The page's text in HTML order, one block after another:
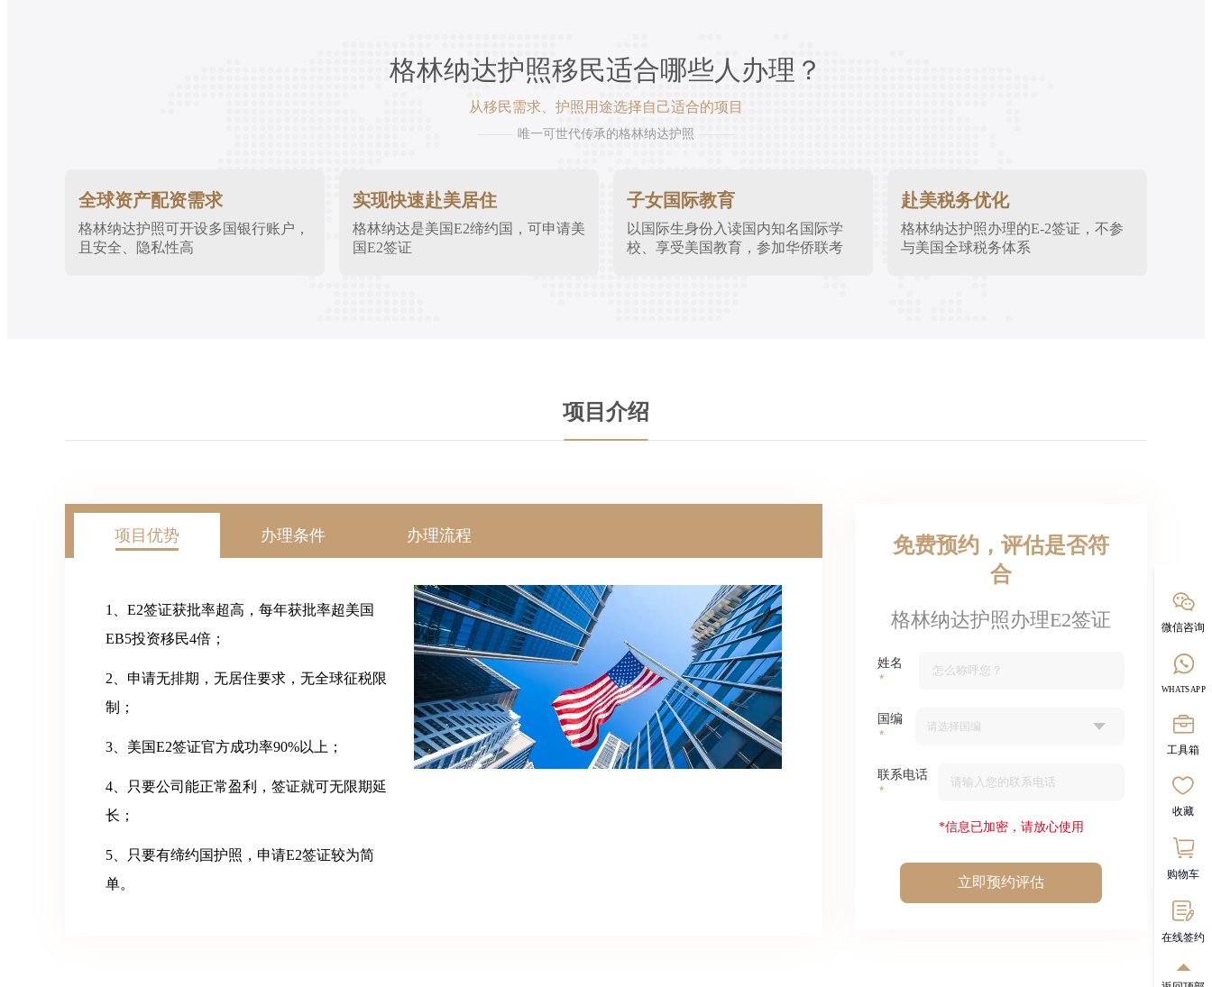
格林纳达护照移民适合哪些人办理？
从移民需求、护照用途选择自己适合的项目
唯一可世代传承的格林纳达护照
全球资产配资需求
格林纳达护照可开设多国银行账户，
且安全、隐私性高
实现快速赴美居住
格林纳达是美国E2缔约国，可申请美
国E2签证
子女国际教育
以国际生身份入读国内知名国际学
校、享受美国教育，参加华侨联考
赴美税务优化
格林纳达护照办理的E-2签证，不参
与美国全球税务体系
项目介绍
项目优势 办理条件 办理流程
1、E2签证获批率超高，每年获批率超美国
EB5投资移民4倍；
2、申请无排期，无居住要求，无全球征税限
制；
3、美国E2签证官方成功率90%以上；
4、只要公司能正常盈利，签证就可无限期延
长；
5、只要有缔约国护照，申请E2签证较为简
单。
免费预约，评估是否符
合
格林纳达护照办理E2签证
姓名
国编
联系电话
*信息已加密，请放心使用
立即预约评估
微信咨询
WHATSAPP
工具箱
收藏
购物车
在线签约